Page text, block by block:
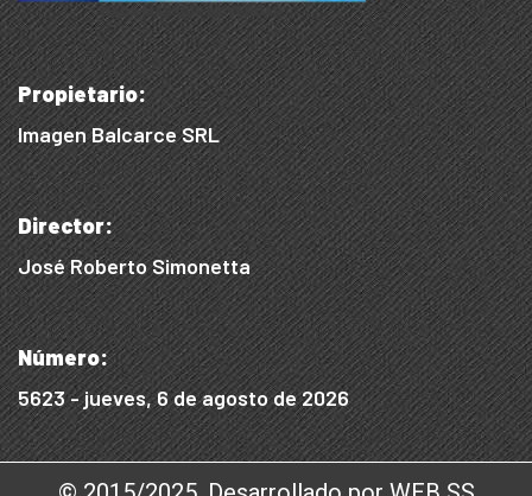
Propietario:
Imagen Balcarce SRL
Director:
José Roberto Simonetta
Número:
5623 - jueves, 6 de agosto de 2026